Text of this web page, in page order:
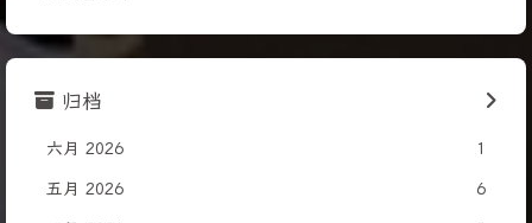
归档
六月 2026 1
五月 2026 6